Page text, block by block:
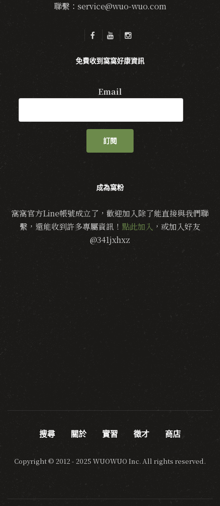
聯繫：service@wuo-wuo.com
免費收到窩窩好康資訊
Email
訂閱
成為窩粉
窩窩官方Line帳號成立了，歡迎加入除了能直接與我們聯
繫，還能收到許多專屬資訊！ 點此加入 ，或加入好友
@341jxhxz
搜尋 關於 實習 徵才 商店
Copyright © 2012 - 2025 WUOWUO Inc. All rights reserved.